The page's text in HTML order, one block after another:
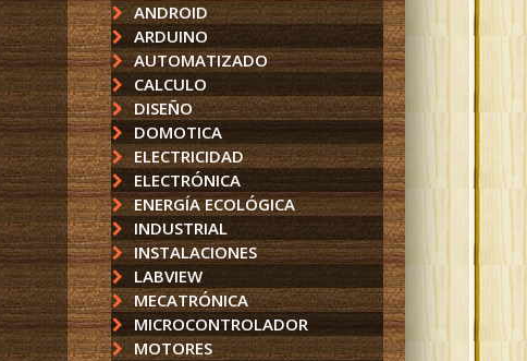
ANDROID
ARDUINO
AUTOMATIZADO
CALCULO
DISEÑO
DOMOTICA
ELECTRICIDAD
ELECTRÓNICA
ENERGÍA ECOLÓGICA
INDUSTRIAL
INSTALACIONES
LABVIEW
MECATRÓNICA
MICROCONTROLADOR
MOTORES